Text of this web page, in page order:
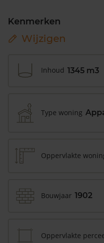
Kenmerken
Wijzigen
Inhoud 1345 m3
Type woning
Oppervlakte
Bouwjaar 1902
Oppervlakte